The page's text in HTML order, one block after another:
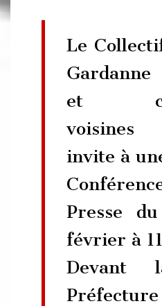
Le
Gardanne
et
voisines
invite à
Presse
février à
Devant